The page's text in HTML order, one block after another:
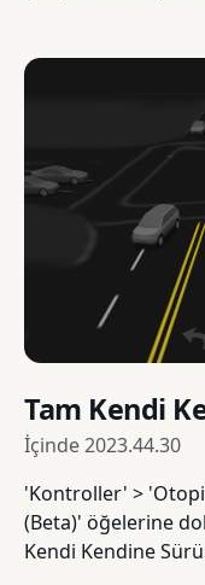
Tam Kendi
İçinde2023.44.30
'Kontroller' >
(Beta)' öğelerine
Kendi Kendine